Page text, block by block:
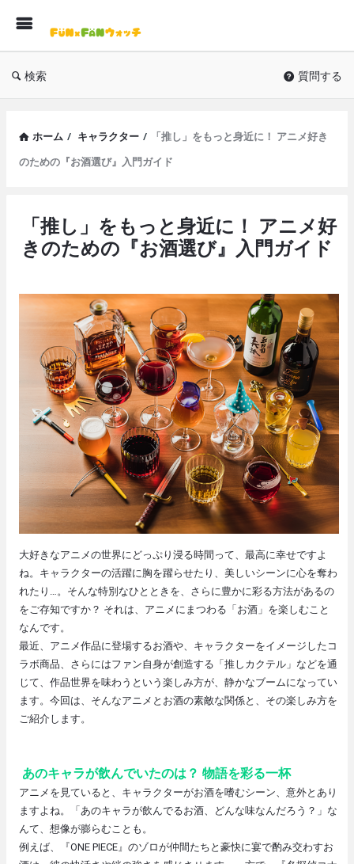
検索 質問する
ホーム / キャラクター /
「推し」をもっと身近に！ アニメ好き
のための『お酒選び』入門ガイド
ォ
チ
「推し」をもっと身近に！ アニメ好
きのための『お酒選び』入門ガイド
大好きなアニメの世界にどっぷり浸る時間って、最高に幸せですよ
ね。キャラクターの活躍に胸を躍らせたり、美しいシーンに心を奪わ
れたり…。そんな特別なひとときを、さらに豊かに彩る方法があるの
をご存知ですか？ それは、アニメにまつわる「お酒」を楽しむこと
なんです。
最近、アニメ作品に登場するお酒や、キャラクターをイメージしたコ
ラボ商品、さらにはファン自身が創造する「推しカクテル」などを通
じて、作品世界を味わうという楽しみ方が、静かなブームになってい
ます。今回は、そんなアニメとお酒の素敵な関係と、その楽しみ方を
ご紹介します。
あのキャラが飲んでいたのは？ 物語を彩る一杯
アニメを見ていると、キャラクターがお酒を嗜むシーン、意外とあり
ますよね。「あのキャラが飲んでるお酒、どんな味なんだろう？」な
んて、想像が膨らむことも。
例えば、『ONE PIECE』のゾロが仲間たちと豪快に宴で酌み交わすお